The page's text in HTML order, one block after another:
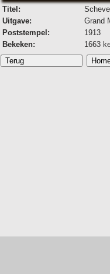
Titel:
Uitgave:
Grand
Poststempel:
1913
Bekeken:
1663